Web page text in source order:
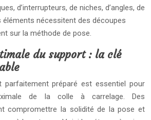
d’interrupteurs, de niches, d’angles, de
éléments nécessitent des découpes
sur la méthode de pose.
du support : la clé
parfaitement préparé est essentiel pour
de la colle à carrelage. Des
compromettre la solidité de la pose et